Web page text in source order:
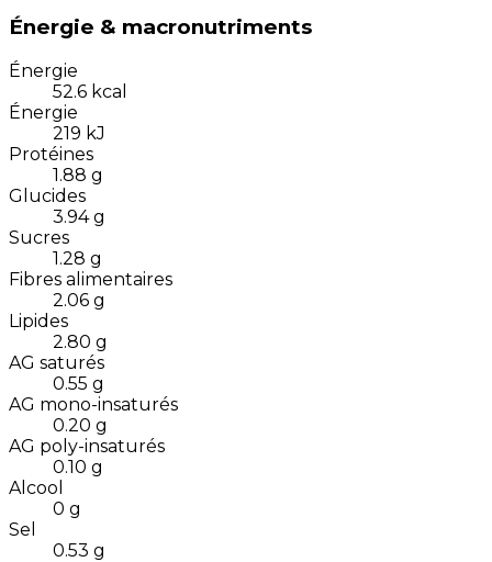
Énergie & macronutriments
Énergie
52.6 kcal
Énergie
219 kJ
Protéines
1.88 g
Glucides
3.94 g
Sucres
1.28 g
Fibres alimentaires
2.06 g
Lipides
2.80 g
AG saturés
0.55 g
AG mono-insaturés
0.20 g
AG poly-insaturés
0.10 g
Alcool
0 g
Sel
0.53 g